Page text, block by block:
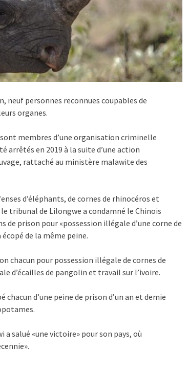
neuf personnes reconnues coupables de
organes.
membres d’une organisation criminelle
arrêtés en 2019 à la suite d’une action
rattaché au ministère malawite des
d’éléphants, de cornes de rhinocéros et
le tribunal de Lilongwe a condamné le Chinois
de prison pour «possession illégale d’une corne de
de la même peine.
chacun pour possession illégale de cornes de
d’écailles de pangolin et travail sur l’ivoire.
d’une peine de prison d’un an et demie
salué «une victoire» pour son pays, où